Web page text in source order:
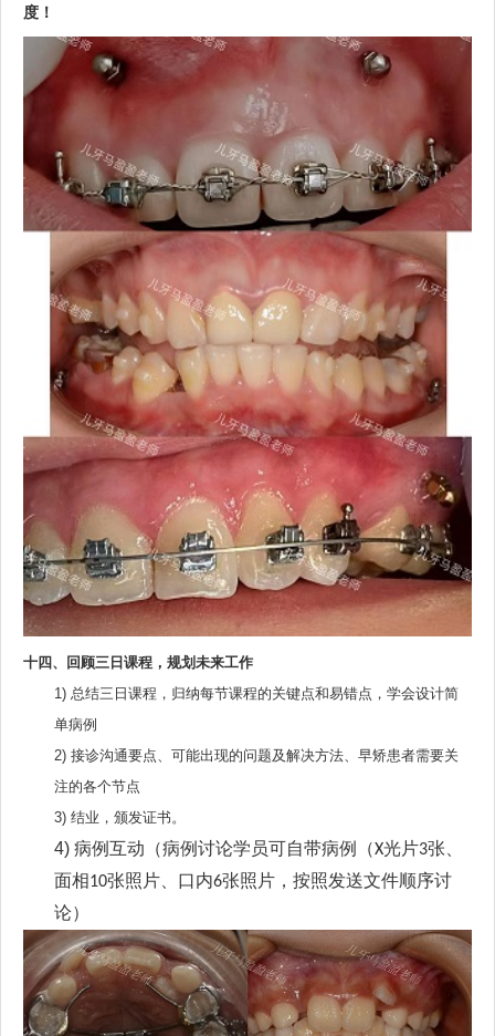
度！
十四、回顾三日课程，规划未来工作
1) 总结三日课程，归纳每节课程的关键点和易错点，学会设计简
单病例
2) 接诊沟通要点、可能出现的问题及解决方法、早矫患者需要关
注的各个节点
3) 结业，颁发证书。
4) 病例互动（病例讨论学员可自带病例（X光片3张、
面相10张照片、口内6张照片，按照发送文件顺序讨
论）